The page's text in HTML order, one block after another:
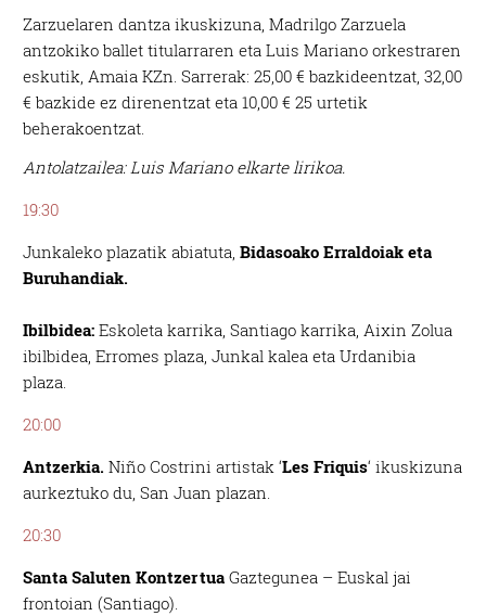
Zarzuelaren dantza ikuskizuna, Madrilgo Zarzuela
antzokiko ballet titularraren eta Luis Mariano orkestraren
eskutik, Amaia KZn. Sarrerak: 25,00 € bazkideentzat, 32,00
€ bazkide ez direnentzat eta 10,00 € 25 urtetik
beherakoentzat.
Antolatzailea: Luis Mariano elkarte lirikoa.
19:30
Junkaleko plazatik abiatuta, Bidasoako Erraldoiak eta
Buruhandiak.
Ibilbidea: Eskoleta karrika, Santiago karrika, Aixin Zolua
ibilbidea, Erromes plaza, Junkal kalea eta Urdanibia
plaza.
20:00
Antzerkia. Niño Costrini artistak ‘Les Friquis‘ ikuskizuna
aurkeztuko du, San Juan plazan.
20:30
Santa Saluten Kontzertua Gaztegunea – Euskal jai
frontoian (Santiago).